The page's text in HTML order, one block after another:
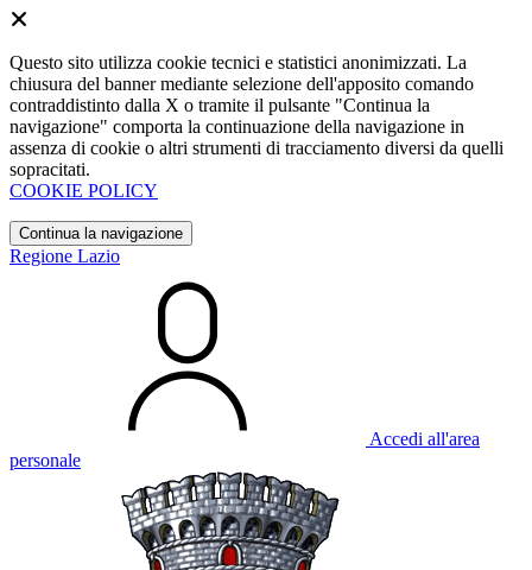
Questo sito utilizza cookie tecnici e statistici anonimizzati. La
chiusura del banner mediante selezione dell'apposito comando
contraddistinto dalla X o tramite il pulsante "Continua la
navigazione" comporta la continuazione della navigazione in
assenza di cookie o altri strumenti di tracciamento diversi da quelli
sopracitati.
COOKIE POLICY
Continua la navigazione
Regione Lazio
Accedi all'area
personale